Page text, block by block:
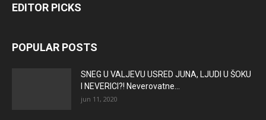
EDITOR PICKS
POPULAR POSTS
SNEG U VALJEVU USRED JUNA, LJUDI U ŠOKU
I NEVERICI?! Neverovatne...
jun 11, 2020